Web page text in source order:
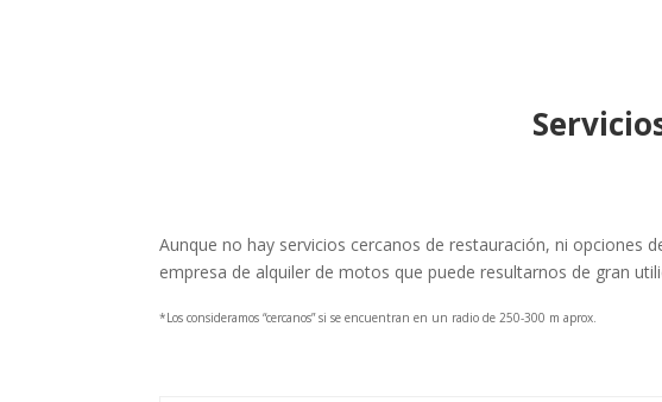
Aunque no hay servicios cercanos de restauración, ni opciones
empresa de alquiler de motos que puede resultarnos de gran
*Los consideramos “cercanos” si se encuentran en un radio de 250-300 m aprox.